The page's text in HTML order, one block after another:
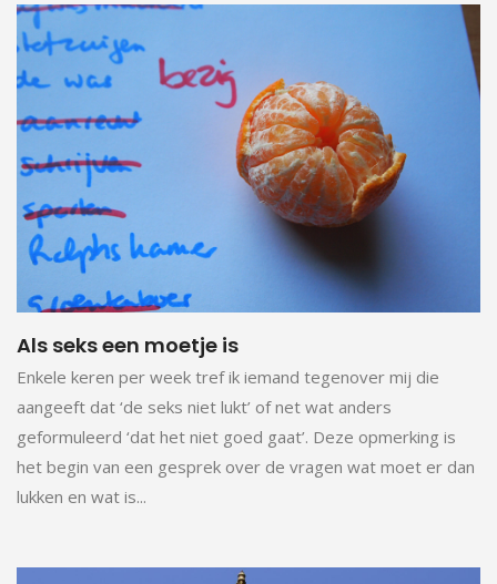
Als seks een moetje is
Enkele keren per week tref ik iemand tegenover mij die
aangeeft dat ‘de seks niet lukt’ of net wat anders
geformuleerd ‘dat het niet goed gaat’. Deze opmerking is
het begin van een gesprek over de vragen wat moet er dan
lukken en wat is...